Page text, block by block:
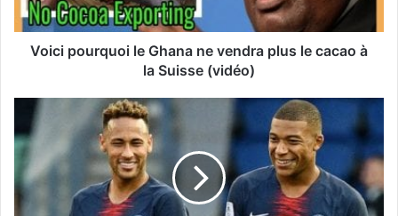
Voici pourquoi le Ghana ne vendra plus le cacao à
la Suisse (vidéo)